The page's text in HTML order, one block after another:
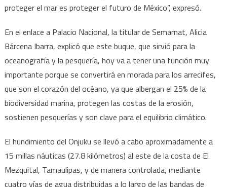
proteger el mar es proteger el futuro de México”, expresó.
En el enlace a Palacio Nacional, la titular de Semarnat, Alicia
Bárcena Ibarra, explicó que este buque, que sirvió para la
oceanografía y la pesquería, hoy va a tener una función muy
importante porque se convertirá en morada para los arrecifes,
que son el corazón del océano, ya que albergan el 25% de la
biodiversidad marina, protegen las costas de la erosión,
sostienen pesquerías y son clave para el equilibrio climático.
El hundimiento del Onjuku se llevó a cabo aproximadamente a
15 millas náuticas (27.8 kilómetros) al este de la costa de El
Mezquital, Tamaulipas, y de manera controlada, mediante
cuatro vías de agua distribuidas a lo largo de las bandas de